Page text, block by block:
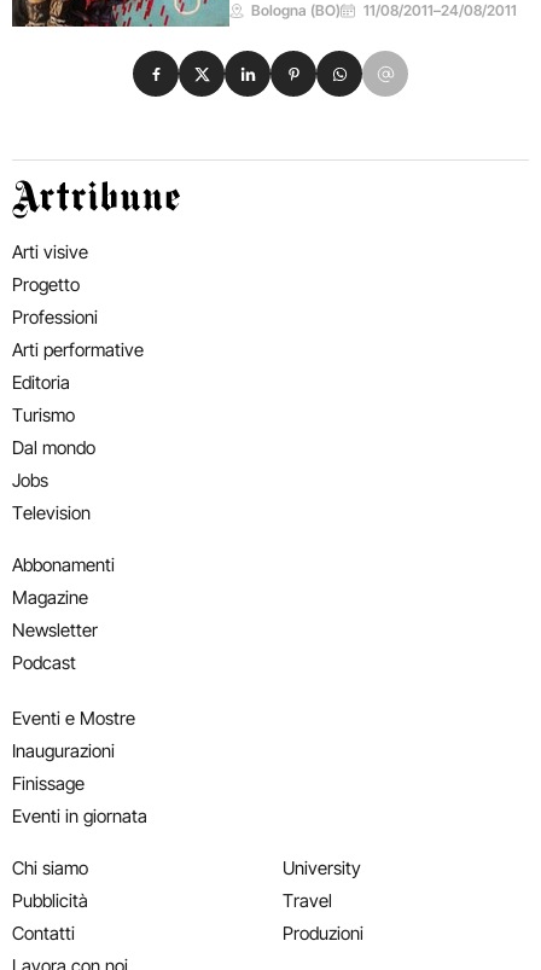
Bologna (BO) 11/08/2011–24/08/2011
Condividi su Facebook
Condividi su X
Condividi su LinkedIn
Condividi su Pinterest
Condividi su WhatsApp
Condividi su Email
Artribune
Arti visive
Progetto
Professioni
Arti performative
Editoria
Turismo
Dal mondo
Jobs
Television
Abbonamenti
Magazine
Newsletter
Podcast
Eventi e Mostre
Inaugurazioni
Finissage
Eventi in giornata
Chi siamo
Pubblicità
Contatti
University
Travel
Produzioni